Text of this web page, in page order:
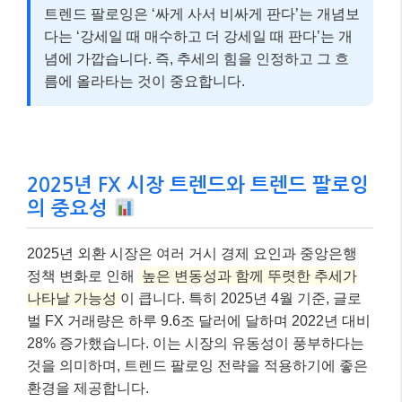
트렌드 팔로잉은 ‘싸게 사서 비싸게 판다’는 개념보
다는 ‘강세일 때 매수하고 더 강세일 때 판다’는 개
념에 가깝습니다. 즉, 추세의 힘을 인정하고 그 흐
름에 올라타는 것이 중요합니다.
2025년 FX 시장 트렌드와 트렌드 팔로잉
의 중요성
2025년 외환 시장은 여러 거시 경제 요인과 중앙은행
정책 변화로 인해
높은 변동성과 함께 뚜렷한 추세가
나타날 가능성 이 큽니다. 특히 2025년 4월 기준, 글로
벌 FX 거래량은 하루 9.6조 달러에 달하며 2022년 대비
28% 증가했습니다. 이는 시장의 유동성이 풍부하다는
것을 의미하며, 트렌드 팔로잉 전략을 적용하기에 좋은
환경을 제공합니다.